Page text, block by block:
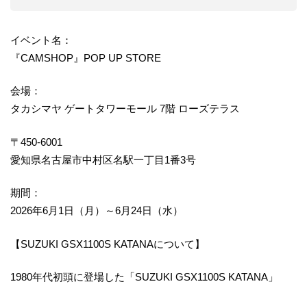
イベント名：
『CAMSHOP』POP UP STORE
会場：
タカシマヤ ゲートタワーモール 7階 ローズテラス
〒450-6001
愛知県名古屋市中村区名駅一丁目1番3号
期間：
2026年6月1日（月）～6月24日（水）
【SUZUKI GSX1100S KATANAについて】
1980年代初頭に登場した「SUZUKI GSX1100S KATANA」